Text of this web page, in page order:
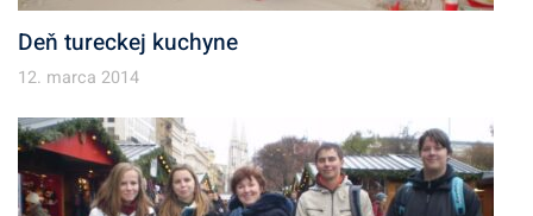
Deň tureckej kuchyne
12. marca 2014